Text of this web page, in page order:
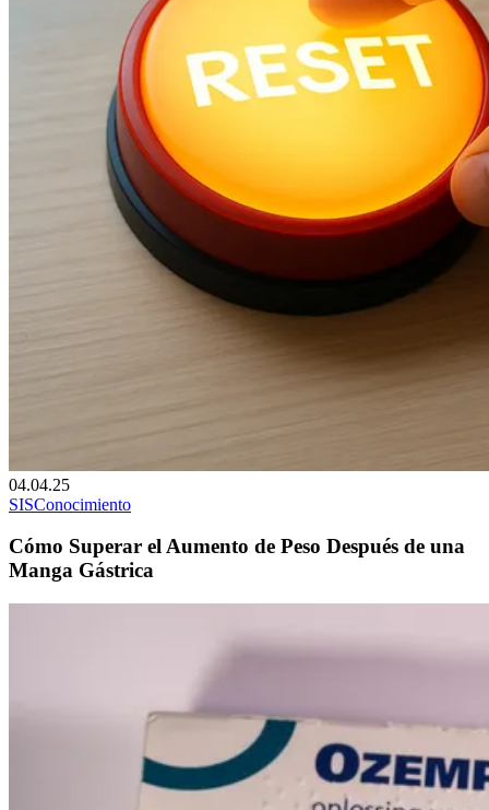
04.04.25
SISConocimiento
Cómo Superar el Aumento de Peso Después de una
Manga Gástrica